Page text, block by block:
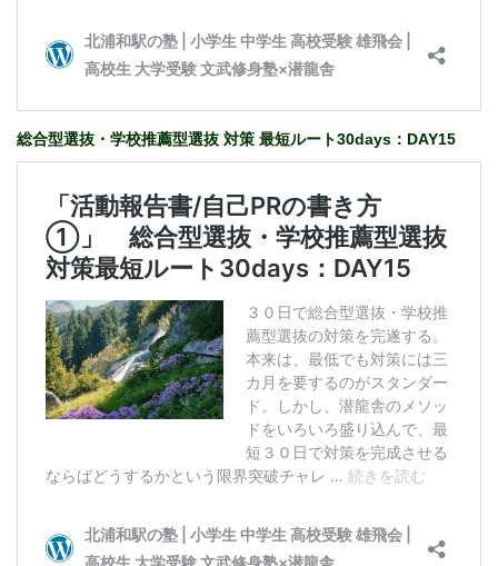
総合型選抜・学校推薦型選抜 対策 最短ルート30days：DAY15